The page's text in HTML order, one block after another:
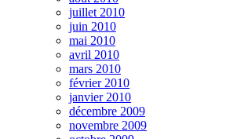
juillet 2010
juin 2010
mai 2010
avril 2010
mars 2010
février 2010
janvier 2010
décembre 2009
novembre 2009